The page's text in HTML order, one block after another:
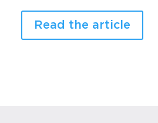
Read the article